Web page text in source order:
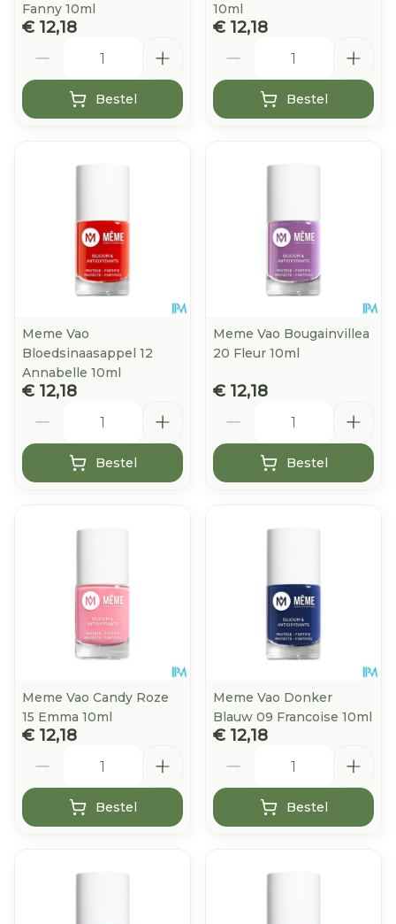
Fanny 10ml
€ 12,18
Bestel
10ml
€ 12,18
Bestel
Meme Vao
Bloedsinaasappel 12
Annabelle 10ml
€ 12,18
Bestel
Meme Vao Bougainvillea
20 Fleur 10ml
€ 12,18
Bestel
Meme Vao Candy Roze
15 Emma 10ml
€ 12,18
Bestel
Meme Vao Donker
Blauw 09 Francoise 10ml
€ 12,18
Bestel